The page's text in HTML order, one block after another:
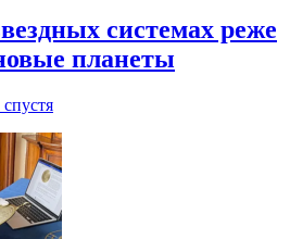
системах реже
планеты
спустя